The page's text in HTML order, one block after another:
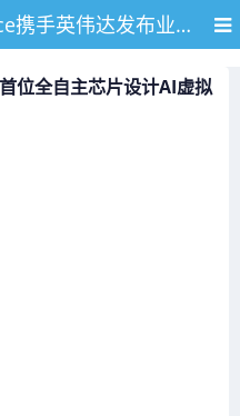
Cadence携手英伟达发布业界首位全自主芯片设计AI虚拟工程师
位全自主芯片设计AI虚拟